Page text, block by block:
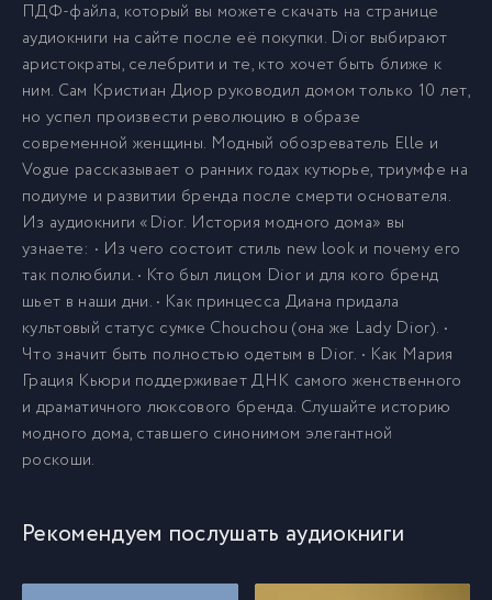
ПДФ-файла, который вы можете скачать на странице
аудиокниги на сайте после её покупки. Dior выбирают
аристократы, селебрити и те, кто хочет быть ближе к
ним. Сам Кристиан Диор руководил домом только 10 лет,
но успел произвести революцию в образе
современной женщины. Модный обозреватель Elle и
Vogue рассказывает о ранних годах кутюрье, триумфе на
подиуме и развитии бренда после смерти основателя.
Из аудиокниги «Dior. История модного дома» вы
узнаете: • Из чего состоит стиль new look и почему его
так полюбили. • Кто был лицом Dior и для кого бренд
шьет в наши дни. • Как принцесса Диана придала
культовый статус сумке Chouchou (она же Lady Dior). •
Что значит быть полностью одетым в Dior. • Как Мария
Грация Кьюри поддерживает ДНК самого женственного
и драматичного люксового бренда. Слушайте историю
модного дома, ставшего синонимом элегантной
роскоши.
Рекомендуем послушать аудиокниги